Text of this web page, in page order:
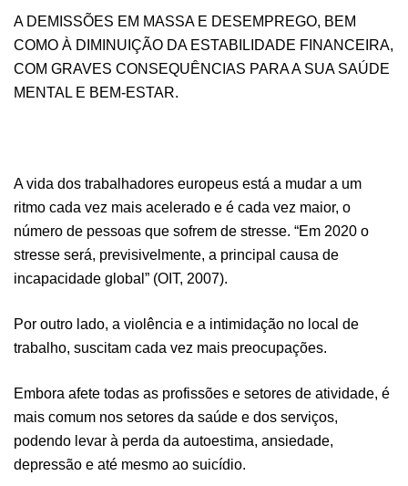
A DEMISSÕES EM MASSA E DESEMPREGO, BEM
COMO À DIMINUIÇÃO DA ESTABILIDADE FINANCEIRA,
COM GRAVES CONSEQUÊNCIAS PARA A SUA SAÚDE
MENTAL E BEM-ESTAR.
A vida dos trabalhadores europeus está a mudar a um
ritmo cada vez mais acelerado e é cada vez maior, o
número de pessoas que sofrem de stresse. “Em 2020 o
stresse será, previsivelmente, a principal causa de
incapacidade global” (OIT, 2007).
Por outro lado, a violência e a intimidação no local de
trabalho, suscitam cada vez mais preocupações.
Embora afete todas as profissões e setores de atividade, é
mais comum nos setores da saúde e dos serviços,
podendo levar à perda da autoestima, ansiedade,
depressão e até mesmo ao suicídio.